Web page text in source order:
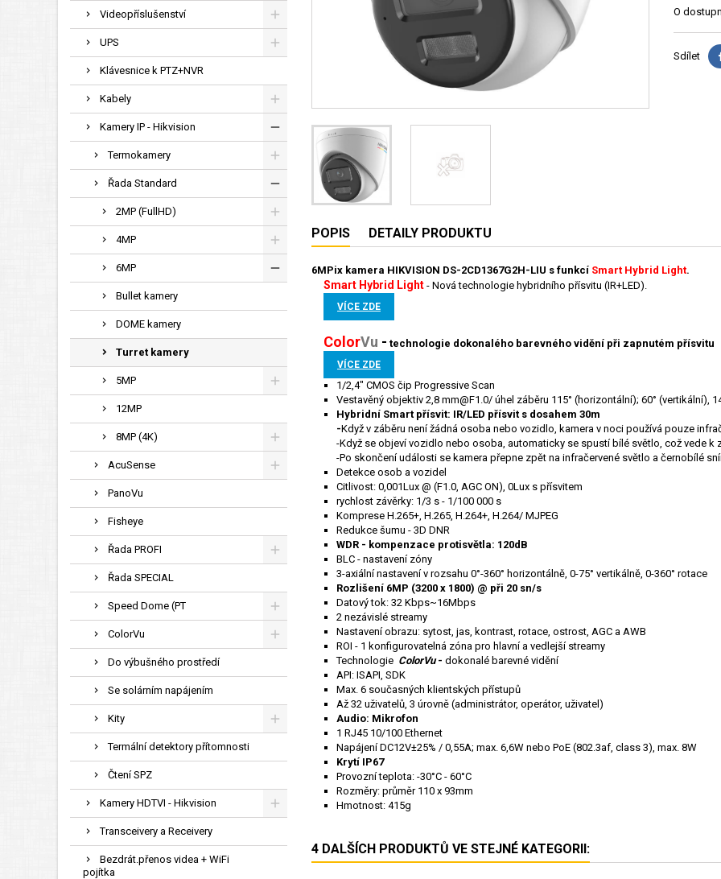
Videopříslušenství
UPS
Klávesnice k PTZ+NVR
Kabely
Kamery IP - Hikvision
Termokamery
Řada Standard
2MP (FullHD)
4MP
6MP
Bullet kamery
DOME kamery
Turret kamery
5MP
12MP
8MP (4K)
AcuSense
PanoVu
Fisheye
Řada PROFI
Řada SPECIAL
Speed Dome (PT
ColorVu
Do výbušného prostředí
Se solárním napájením
Kity
Termální detektory přítomnosti
Čtení SPZ
Kamery HDTVI - Hikvision
Transceivery a Receivery
Bezdrát.přenos videa + WiFi
pojítka
O
Sdílet
POPIS DETAILY PRODUKTU
6MPix kamera HIKVISION DS-2CD1367G2H-LIU s funkcí Smart Hybrid Light.
Smart Hybrid Light - Nová technologie hybridního přísvitu (IR+LED).
VÍCE ZDE
ColorVu - technologie dokonalého barevného vidění při zapnutém přísvitu
VÍCE ZDE
1/2,4" CMOS čip Progressive Scan
Vestavěný objektiv 2,8 mm@F1.0/ úhel záběru 115° (horizontální); 60° (vertikální),
Hybridní Smart přísvit: IR/LED přísvit s dosahem 30m
-Když v záběru není žádná osoba nebo vozidlo, kamera v noci používá pouze
-Když se objeví vozidlo nebo osoba, automaticky se spustí bílé světlo, což vede k
-Po skončení události se kamera přepne zpět na infračervené světlo a černobílé
Detekce osob a vozidel
Citlivost: 0,001Lux @ (F1.0, AGC ON), 0Lux s přísvitem
rychlost závěrky: 1/3 s - 1/100 000 s
Komprese H.265+, H.265, H.264+, H.264/ MJPEG
Redukce šumu - 3D DNR
WDR - kompenzace protisvětla: 120dB
BLC - nastavení zóny
3-axiální nastavení v rozsahu 0°-360° horizontálně, 0-75° vertikálně, 0-360° rotace
Rozlišení 6MP (3200 x 1800) @ při 20 sn/s
Datový tok: 32 Kbps~16Mbps
2 nezávislé streamy
Nastavení obrazu: sytost, jas, kontrast, rotace, ostrost, AGC a AWB
ROI - 1 konfigurovatelná zóna pro hlavní a vedlejší streamy
Technologie ColorVu- dokonalé barevné vidění
API: ISAPI, SDK
Max. 6 současných klientských přístupů
Až 32 uživatelů, 3 úrovně (administrátor, operátor, uživatel)
Audio: Mikrofon
1 RJ45 10/100 Ethernet
Napájení DC12V±25% / 0,55A; max. 6,6W nebo PoE (802.3af, class 3), max. 8W
Krytí IP67
Provozní teplota: -30°C - 60°C
Rozměry: průměr 110 x 93mm
Hmotnost: 415g
4 DALŠÍCH PRODUKTŮ VE STEJNÉ KATEGORII: